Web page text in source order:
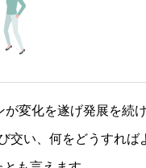
変化を遂げ発展を続け
交い、何をどうすれば